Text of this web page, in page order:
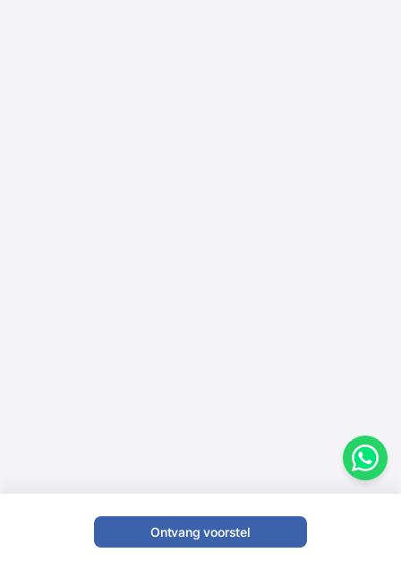
Ontvang voorstel